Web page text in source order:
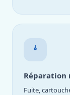
Réparation
Fuite,